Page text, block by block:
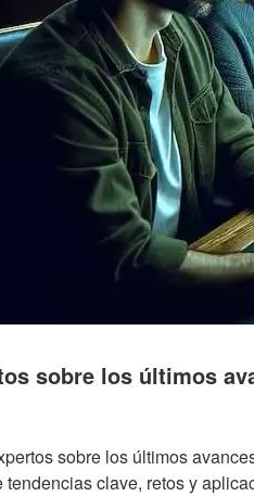
sobre los últimos
sobre los últimos
clave, retos y